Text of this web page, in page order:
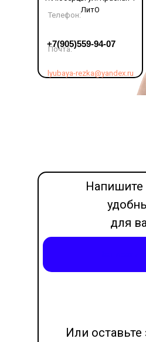
Напишите
для
Или оставьте
ЛитО
Телефон:
+7(905)559-94-07
Почта:
lyubaya-rezka@yandex.ru